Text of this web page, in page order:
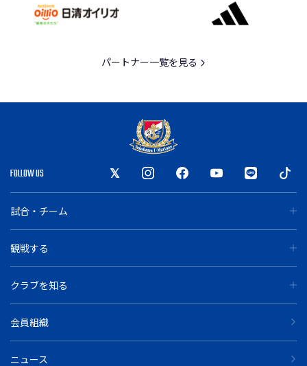
パートナー一覧を見る
FOLLOW US
試合・チーム
観戦する
クラブを知る
会員組織
ニュース